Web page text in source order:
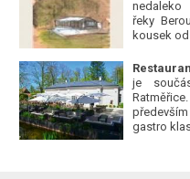
nedaleko
řeky
kousek
je
gastro